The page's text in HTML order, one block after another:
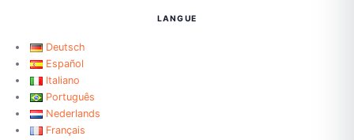
LANGUE
Deutsch
Español
Italiano
Português
Nederlands
Français